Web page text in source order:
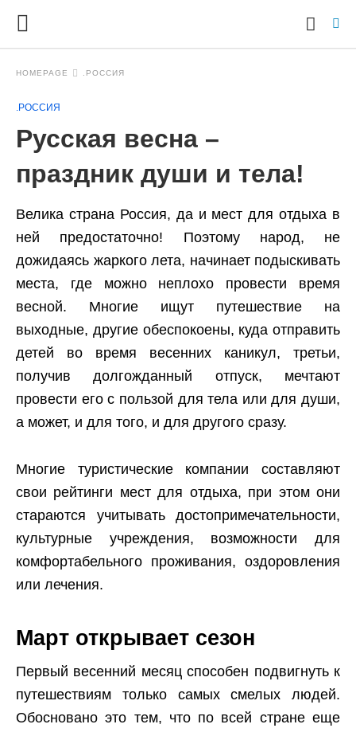
HOMEPAGE .РОССИЯ
.РОССИЯ
Русская весна –
праздник души и тела!
Велика страна Россия, да и мест для отдыха в
ней предостаточно! Поэтому народ, не
дожидаясь жаркого лета, начинает подыскивать
места, где можно неплохо провести время
весной. Многие ищут путешествие на
выходные, другие обеспокоены, куда отправить
детей во время весенних каникул, третьи,
получив долгожданный отпуск, мечтают
провести его с пользой для тела или для души,
а может, и для того, и для другого сразу.
Многие туристические компании составляют
свои рейтинги мест для отдыха, при этом они
стараются учитывать достопримечательности,
культурные учреждения, возможности для
комфортабельного проживания, оздоровления
или лечения.
Март открывает сезон
Первый весенний месяц способен подвигнуть к
путешествиям только самых смелых людей.
Обосновано это тем, что по всей стране еще